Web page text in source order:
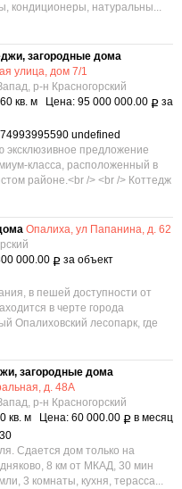
кондиционеры, натуральны...
загородные дома
улица, дом 7/1
р-н Красногорский
кв. м Цена: 95 000 000.00 Р за
undefined
предложение
класса, расположенный в
районе.<br /> <br /> Коттедж
Опалиха, ул Папанина, д. 62
000.00 Р за объект
в пешей доступности от
в черте города
Опалиховский лесопарк, где
загородные дома
д. 48А
р-н Красногорский
кв. м Цена: 60 000.00 Р в месяц
Сдается дом только на
8 км от МКАД, 30 мин
3 комнаты, кухня, терасса...